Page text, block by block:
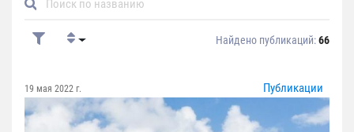
Найдено публикаций:66
19 мая 2022 г. Публикации